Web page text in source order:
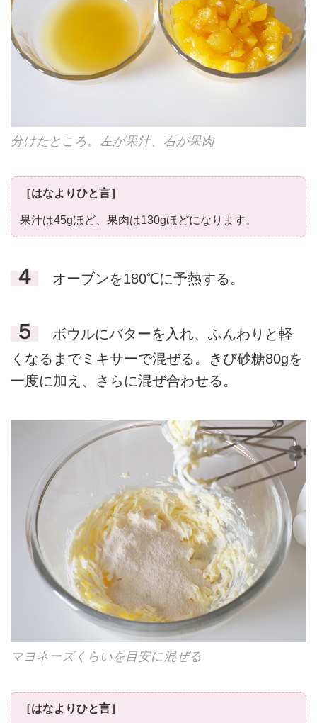
分けたところ。左が果汁、右が果肉
［はなよりひと言］
果汁は45gほど、果肉は130gほどになります。
４ オーブンを180℃に予熱する。
５
ボウルにバターを入れ、ふんわりと軽
くなるまでミキサーで混ぜる。きび砂糖80gを
一度に加え、さらに混ぜ合わせる。
マヨネーズくらいを目安に混ぜる
［はなよりひと言］